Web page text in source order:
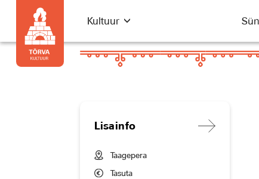
Kultuur
Lisainfo
Taagepera
Tasuta